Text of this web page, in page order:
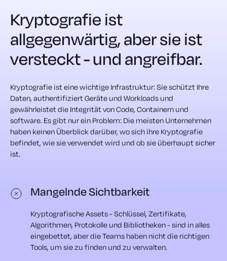
Kryptografie ist
allgegenwärtig, aber sie ist
versteckt - und angreifbar.
Kryptografie ist eine wichtige Infrastruktur: Sie schützt Ihre
Daten, authentifiziert Geräte und Workloads und
gewährleistet die Integrität von Code, Containern und
software. Es gibt nur ein Problem: Die meisten Unternehmen
haben keinen Überblick darüber, wo sich ihre Kryptografie
befindet, wie sie verwendet wird und ob sie überhaupt sicher
ist.
Mangelnde Sichtbarkeit
Kryptografische Assets - Schlüssel, Zertifikate,
Algorithmen, Protokolle und Bibliotheken - sind in alles
eingebettet, aber die Teams haben nicht die richtigen
Tools, um sie zu finden und zu verwalten.